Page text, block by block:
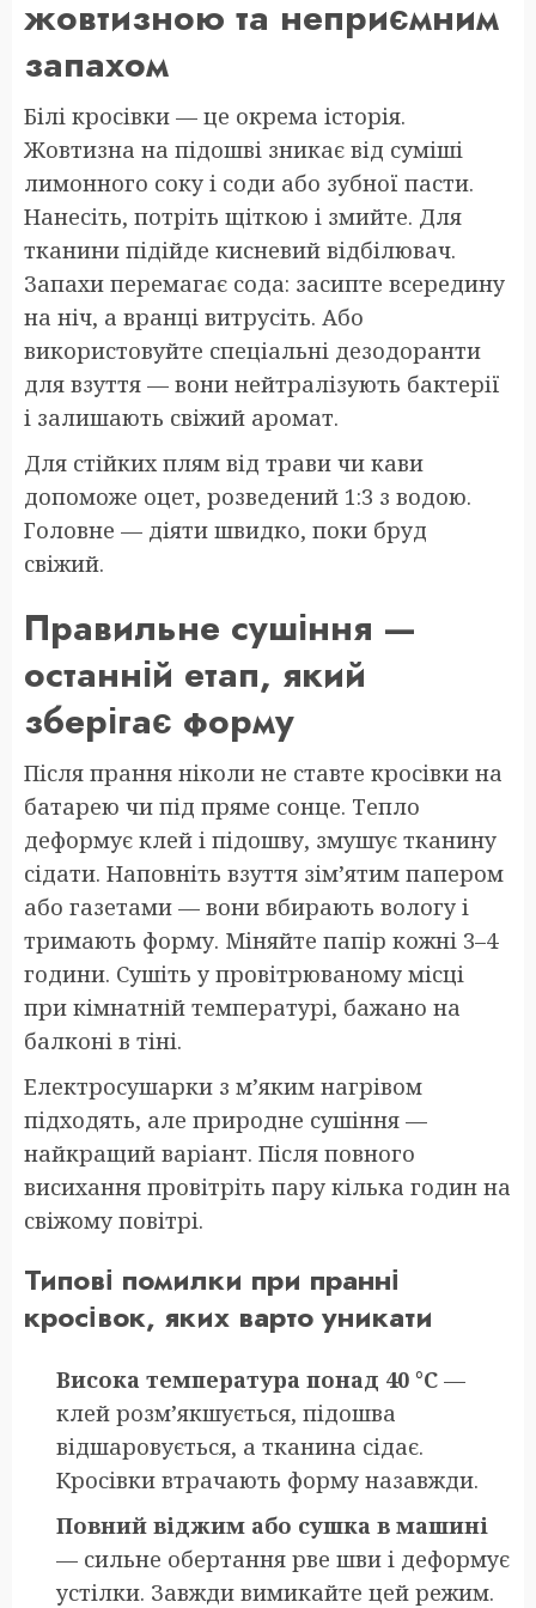
жовтизною та неприємним
запахом
Білі кросівки — це окрема історія.
Жовтизна на підошві зникає від суміші
лимонного соку і соди або зубної пасти.
Нанесіть, потріть щіткою і змийте. Для
тканини підійде кисневий відбілювач.
Запахи перемагає сода: засипте всередину
на ніч, а вранці витрусіть. Або
використовуйте спеціальні дезодоранти
для взуття — вони нейтралізують бактерії
і залишають свіжий аромат.
Для стійких плям від трави чи кави
допоможе оцет, розведений 1:3 з водою.
Головне — діяти швидко, поки бруд
свіжий.
Правильне сушіння —
останній етап, який
зберігає форму
Після прання ніколи не ставте кросівки на
батарею чи під пряме сонце. Тепло
деформує клей і підошву, змушує тканину
сідати. Наповніть взуття зім’ятим папером
або газетами — вони вбирають вологу і
тримають форму. Міняйте папір кожні 3–4
години. Сушіть у провітрюваному місці
при кімнатній температурі, бажано на
балконі в тіні.
Електросушарки з м’яким нагрівом
підходять, але природне сушіння —
найкращий варіант. Після повного
висихання провітріть пару кілька годин на
свіжому повітрі.
Типові помилки при пранні
кросівок, яких варто уникати
Висока температура понад 40 °C —
клей розм’якшується, підошва
відшаровується, а тканина сідає.
Кросівки втрачають форму назавжди.
Повний віджим або сушка в машині
— сильне обертання рве шви і деформує
устілки. Завжди вимикайте цей режим.